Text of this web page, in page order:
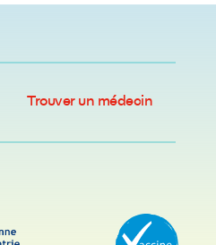
Trouver un médecin